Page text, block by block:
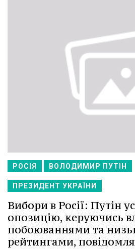
РОСІЯ ВОЛОДИМИР ПУТІН
ПРЕЗИДЕНТ УКРАЇНИ
Вибори в Росії: Путін
опозицію, керуючись
побоюваннями та
рейтингами,